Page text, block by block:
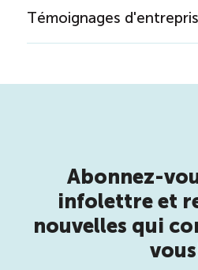
Témoignages
Abonnez-
infolettre et
nouvelles qui